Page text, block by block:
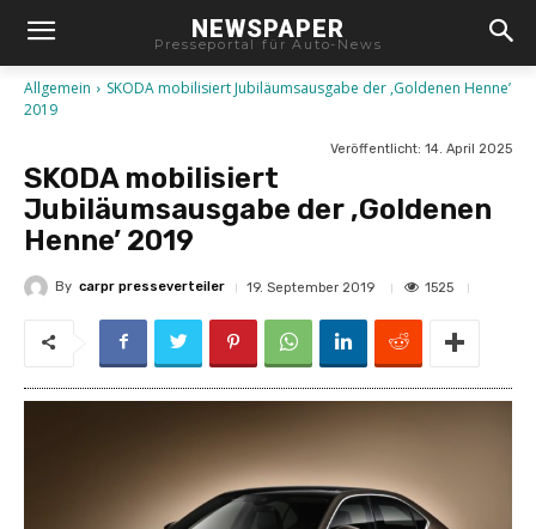
NEWSPAPER
Presseportal für Auto-News
Allgemein
SKODA mobilisiert Jubiläumsausgabe der ,Goldenen Henne’
2019
Veröffentlicht: 14. April 2025
SKODA mobilisiert
Jubiläumsausgabe der ,Goldenen
Henne’ 2019
By carpr presseverteiler 19. September 2019 1525